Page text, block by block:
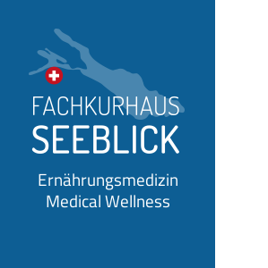
Ernährungsmedizin
Medical Wellness